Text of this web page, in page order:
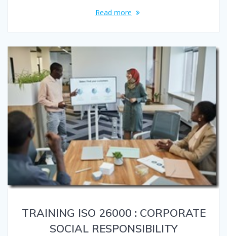
Read more
TRAINING ISO 26000 : CORPORATE
SOCIAL RESPONSIBILITY